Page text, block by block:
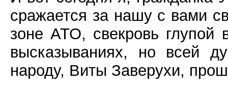
сражается за нашу с вами
зоне АТО, свекровь глупой
высказываниях, но всей
народу, Виты Заверухи,